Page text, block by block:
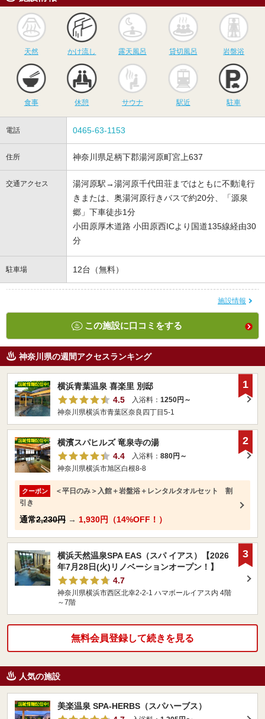
天然
かけ流し
かけ流し
露天風呂
露天風呂
貸切風呂
貸切風呂 岩盤浴
食事 休憩
サウナ
サウナ 駅近 駐車
電話 0465-63-1153
住所 神奈川県足柄下郡湯河原町宮上637
交通アクセス
湯河原駅→湯河原千代田荘まではともに不動滝行
きまたは、奥湯河原行きバスで約20分、「源泉
郷」下車徒歩1分
小田原厚木道路 小田原西ICより国道135線経由30
分
駐車場 12台（無料）
施設情報
この施設に口コミをする
神奈川県の週間アクセスランキング
横浜青葉温泉 喜楽里 別邸
4.5
入浴料： 1250円～
神奈川県横浜市青葉区奈良四丁目5-1
1
横濱スパヒルズ 竜泉寺の湯
4.4
入浴料： 880円～
神奈川県横浜市旭区白根8-8
クーポン
＜平日のみ＞入館＋岩盤浴＋レンタルタオルセット 割
引き
通常2,230円 → 1,930円（14%OFF！）
2
横浜天然温泉SPA EAS（スパ イアス）【2026
年7月28日(火)リノベーションオープン！】
4.7
神奈川県横浜市西区北幸2-2-1 ハマボールイアス内 4階
～7階
3
無料会員登録して続きを見る
人気の施設
美楽温泉 SPA-HERBS（スパハーブス）